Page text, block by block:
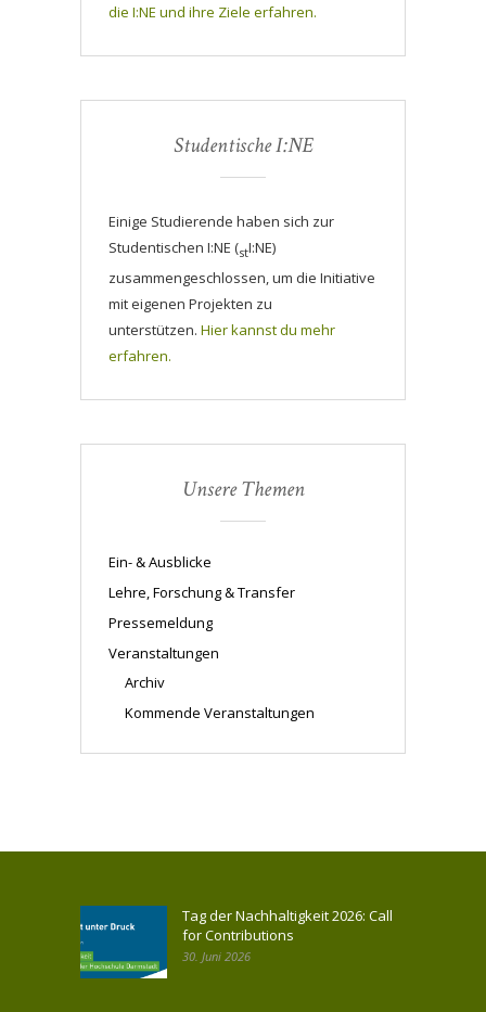
die I:NE und ihre Ziele erfahren.
Studentische I:NE
Einige Studierende haben sich zur
Studentischen I:NE (stI:NE)
zusammengeschlossen, um die Initiative
mit eigenen Projekten zu
unterstützen. Hier kannst du mehr
erfahren.
Unsere Themen
Ein- & Ausblicke
Lehre, Forschung & Transfer
Pressemeldung
Veranstaltungen
Archiv
Kommende Veranstaltungen
Tag der Nachhaltigkeit 2026: Call
for Contributions
30. Juni 2026